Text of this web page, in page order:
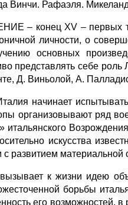
Винчи. Рафаэля.
конец XV – первых три
личности, о
основных
представлять себе
Д. Виньолой, А.
начинает
организовывают ряд
итальянского
искусства
с развитием
к жизни идею
борьбы
его возможностей,